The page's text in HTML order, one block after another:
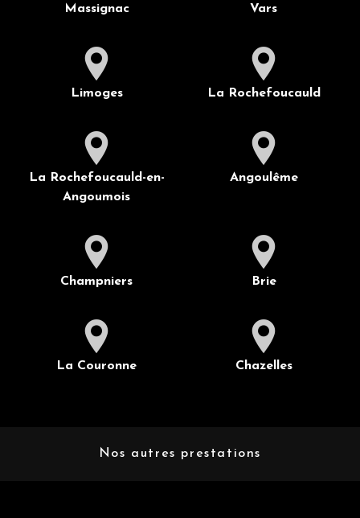
Massignac Vars
Limoges La Rochefoucauld
La Rochefoucauld-en-
Angoumois
Angoulême
Champniers Brie
La Couronne Chazelles
Nos autres prestations